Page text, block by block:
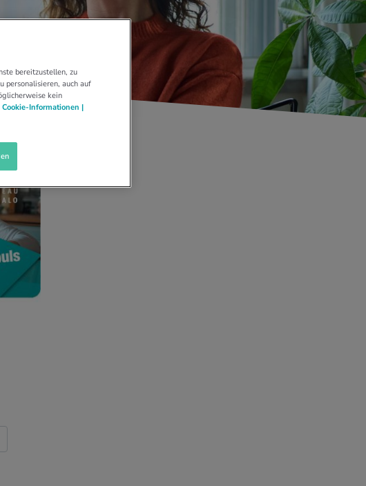
bereitzustellen, zu
personalisieren, auch auf
kein
Cookie-Informationen |